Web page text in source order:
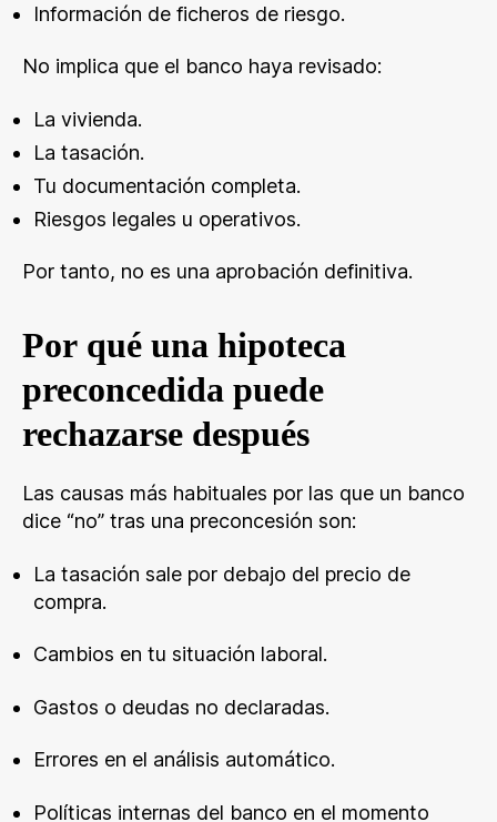
Información de ficheros de riesgo.
No implica que el banco haya revisado:
La vivienda.
La tasación.
Tu documentación completa.
Riesgos legales u operativos.
Por tanto, no es una aprobación definitiva.
Por qué una hipoteca
preconcedida puede
rechazarse después
Las causas más habituales por las que un banco
dice “no” tras una preconcesión son:
La tasación sale por debajo del precio de
compra.
Cambios en tu situación laboral.
Gastos o deudas no declaradas.
Errores en el análisis automático.
Políticas internas del banco en el momento